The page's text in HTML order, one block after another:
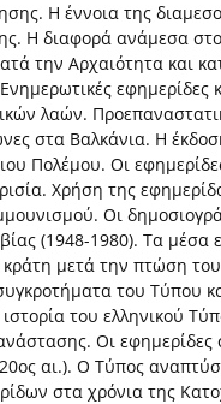
Η έννοια της
Η διαφορά ανάμεσα στο
την Αρχαιότητα και
λαών.
στα Βαλκάνια. Η
Πολέμου. Οι
Χρήση της
Οι
(1948-1980). Τα
μετά την πτώση του
του Τύπου
του ελληνικού
Οι
αι.). Ο Τύπος
στα χρόνια της